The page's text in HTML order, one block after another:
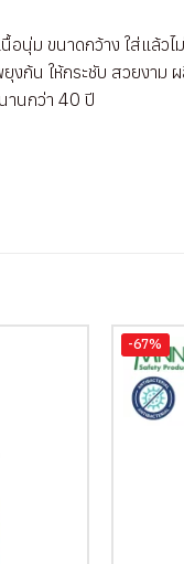
นุ่ม ขนาดกว้าง ใส่แล้วไ
ยุงก้น ให้กระชับ สวยงา
านกว่า 40 ปี
-67%